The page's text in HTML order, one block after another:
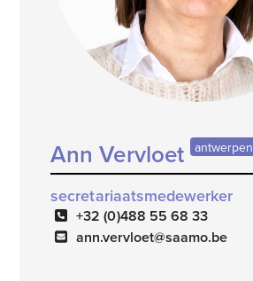
Ann Vervloet antwerpen
secretariaatsmedewerker
+32 (0)488 55 68 33
ann.vervloet@saamo.be